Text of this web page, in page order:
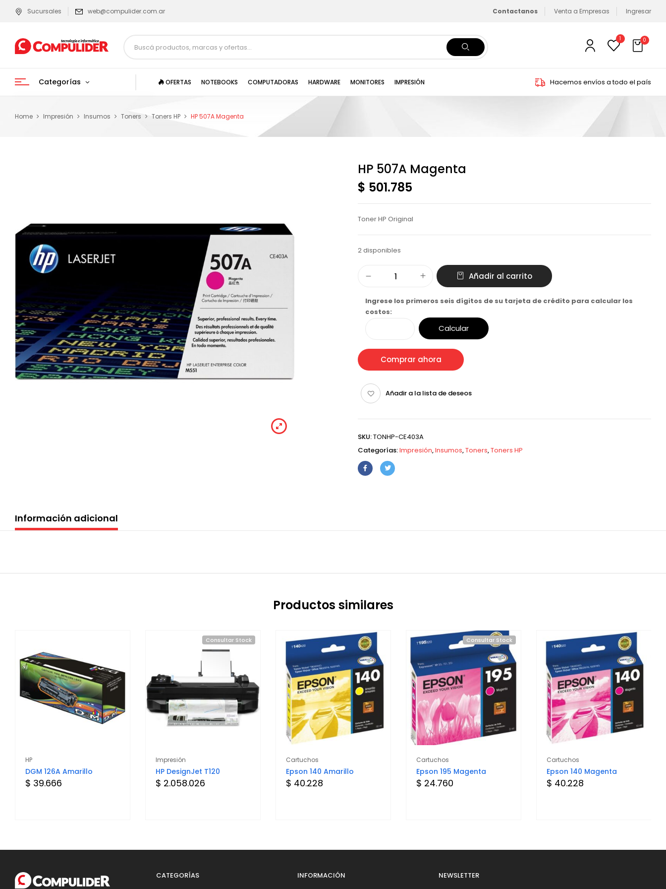
Sucursales web@compulider.com.ar Contactanos Venta a Empresas Ingresar
1 0
Categorías OFERTAS NOTEBOOKS COMPUTADORAS HARDWARE MONITORES IMPRESIÓN Hacemos envíos a todo el país
Home Impresión Insumos Toners Toners HP HP 507A Magenta
HP 507A Magenta
$ 501.785
Toner HP Original
2 disponibles
Añadir al carrito
Ingrese los primeros seis dígitos de su tarjeta de crédito para calcular los
costos:
Calcular
Comprar ahora
Añadir a la lista de deseos
SKU:TONHP-CE403A
Categorías:Impresión,Insumos,Toners,Toners HP
Información adicional
Productos similares
HP
DGM 126A Amarillo
$ 39.666
Consultar Stock
Impresión
HP DesignJet T120
$ 2.058.026
Cartuchos
Epson 140 Amarillo
$ 40.228
Consultar Stock
Cartuchos
Epson 195 Magenta
$ 24.760
Cartuchos
Epson 140 Magenta
$ 40.228
CATEGORÍAS INFORMACIÓN NEWSLETTER